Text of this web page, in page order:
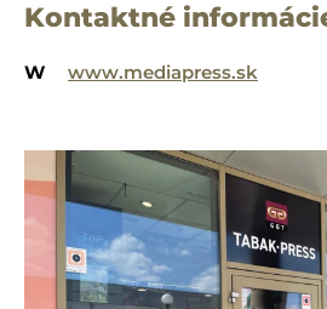
Kontaktné
W www.mediapress.sk